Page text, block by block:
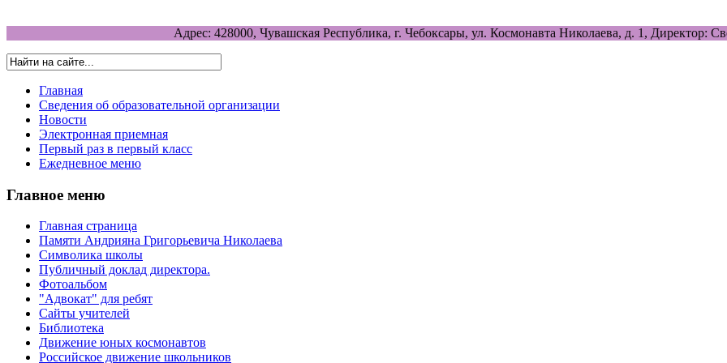
Адрес: 428000, Чувашская Республика, г. Чебоксары, ул. Космонавта Николаева, д. 1, Директор:
Главная
Сведения об образовательной организации
Новости
Электронная приемная
Первый раз в первый класс
Ежедневное меню
Главное меню
Главная страница
Памяти Андрияна Григорьевича Николаева
Символика школы
Публичный доклад директора.
Фотоальбом
"Адвокат" для ребят
Сайты учителей
Библиотека
Движение юных космонавтов
Российское движение школьников